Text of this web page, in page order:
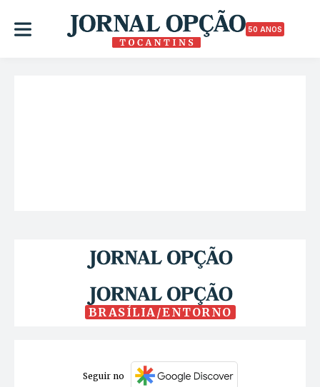
50 ANOS
BRASÍLIA/ENTORNO
Seguir no